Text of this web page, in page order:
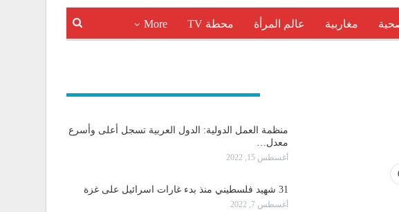
مغاربية عالم المرأة محطة TV More
منظمة العمل الدولية: الدول العربية تسجل أعلى وأسرع
معدل…
أغسطس 15, 2022
31 شهيد فلسطيني منذ بدء غارات اسرائيل على غزة
أغسطس 7, 2022